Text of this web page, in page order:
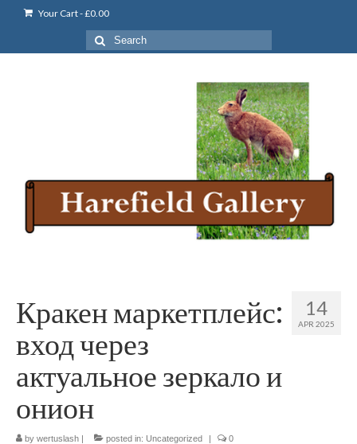
Your Cart-£0.00
Search
for:
14
APR 2025
Кракен маркетплейс:
вход через
актуальное зеркало и
онион
by wertuslash posted in: Uncategorized 0